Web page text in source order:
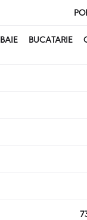
BAIE BUCATARIE